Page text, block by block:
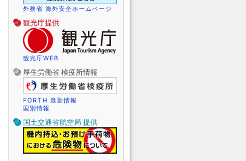
外務省 海外安全ホームページ
観光庁提供
観光庁WEB
厚生労働省 検疫所情報
FORTH 最新情報
国別情報
国土交通省航空局 提供